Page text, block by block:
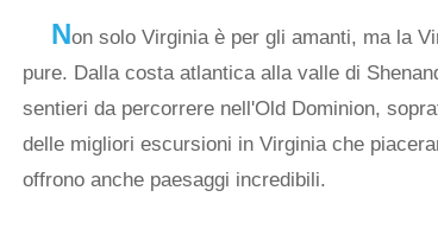
Non solo Virginia è per gli amanti, ma la
pure. Dalla costa atlantica alla valle di
sentieri da percorrere nell'Old Dominion,
delle migliori escursioni in Virginia che
offrono anche paesaggi incredibili.